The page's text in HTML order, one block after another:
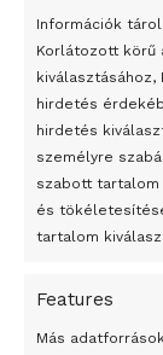
Információk
Korlátozott körű
hirdetés
hirdetés
személyre
szabott tartalom
és
tartalom
Features
Más
Átmenetileg
Egy vagyonért
Az 1950-ben
felhasználhatóvá
Peking – A
bemutató